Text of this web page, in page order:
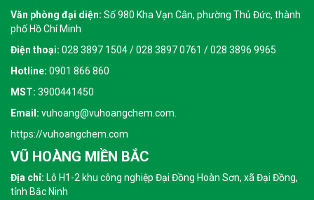
Văn phòng đại diện: Số 980 Kha Vạn Cân, phường Thủ Đức, thành
phố Hồ Chí Minh
Điện thoại: 028 3897 1504 / 028 3897 0761 / 028 3896 9965
Hotline: 0901 866 860
MST: 3900441450
Email: vuhoang@vuhoangchem.com.
https://vuhoangchem.com
VŨ HOÀNG MIỀN BẮC
Địa chỉ: Lô H1-2 khu công nghiệp Đại Đồng Hoàn Sơn, xã Đại Đồng,
tỉnh Bắc Ninh